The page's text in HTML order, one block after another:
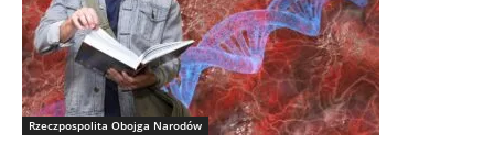
Rzeczpospolita Obojga Narodów